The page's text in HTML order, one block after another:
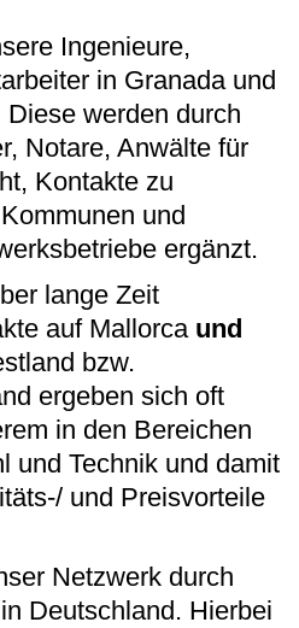
Ingenieure,
in Granada und
werden durch
Notare, Anwälte für
Kontakte zu
und
ergänzt.
lange Zeit
auf Mallorca und
bzw.
ergeben sich oft
in den Bereichen
und Technik und damit
und Preisvorteile
Netzwerk durch
Deutschland. Hierbei